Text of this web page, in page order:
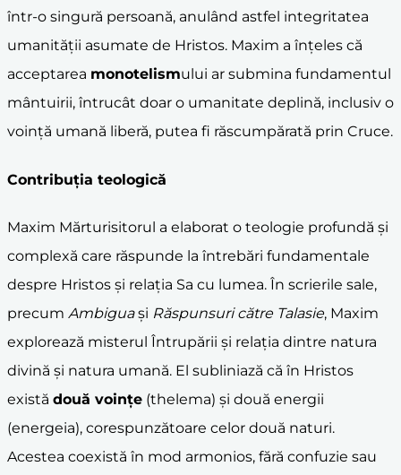
într-o singură persoană, anulând astfel integritatea
umanității asumate de Hristos. Maxim a înțeles că
acceptarea monotelismului ar submina fundamentul
mântuirii, întrucât doar o umanitate deplină, inclusiv o
voință umană liberă, putea fi răscumpărată prin Cruce.
Contribuția teologică
Maxim Mărturisitorul a elaborat o teologie profundă și
complexă care răspunde la întrebări fundamentale
despre Hristos și relația Sa cu lumea. În scrierile sale,
precum Ambiguași Răspunsuri către Talasie, Maxim
explorează misterul Întrupării și relația dintre natura
divină și natura umană. El subliniază că în Hristos
există două voințe (thelema) și două energii
(energeia), corespunzătoare celor două naturi.
Acestea coexistă în mod armonios, fără confuzie sau